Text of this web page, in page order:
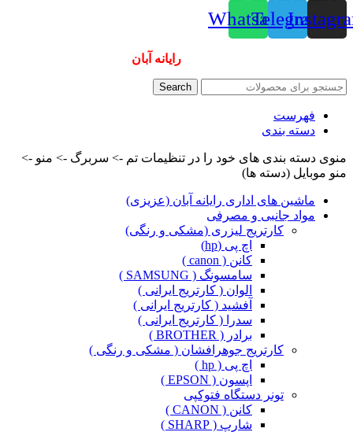
Telegram
Whatsapp
رایانه آبان
Search
فهرست
دسته بندی
منوی دسته بندی های خود را در تنظیمات تم -> سربرگ -> منو ->
منو موبایل (دسته ها)
ماشین های اداری رایانه آبان (عزیزی)
مواد جانبی و مصرفی
کارتریج لیزری (مشکی و رنگی)
اچ پی (hp)
کانن ( canon )
سامسونگ ( SAMSUNG )
الوان ( کارتریج ایرانی )
آفشید ( کارتریج ایرانی )
سدرا ( کارتریج ایرانی )
برادر ( BROTHER )
کارتریج جوهرافشان ( مشکی و رنگی )
اچ پی ( hp )
اپسون ( EPSON )
تونر دستگاه فتوکپی
کانن ( CANON )
شارپ ( SHARP )